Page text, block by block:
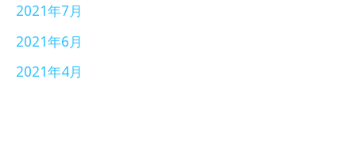
2021年7月
2021年6月
2021年4月